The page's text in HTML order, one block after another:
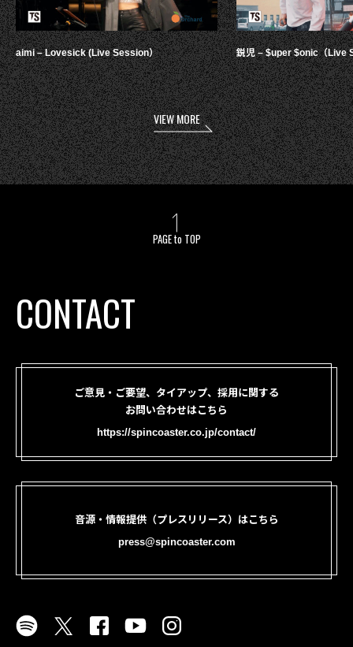
aimi – Lovesick (Live Session） 鋭児 – $uper $onic（Live
VIEW MORE
PAGE to TOP
CONTACT
ご意見・ご要望、タイアップ、採用に関する
お問い合わせはこちら
https://spincoaster.co.jp/contact/
音源・情報提供（プレスリリース）はこちら
press@spincoaster.com